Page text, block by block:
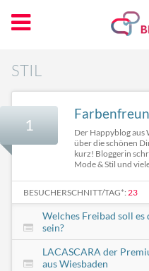
STIL
1
Der Happyblog aus
über die schönen
kurz! Bloggerin
Mode & Stil und
BESUCHERSCHNITT/TAG*: 23
Welches Freibad soll es
sein?
LACASCARA der
aus Wiesbaden